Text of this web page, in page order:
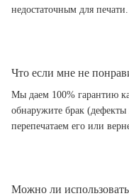
недостаточным для печати.
Что если мне не
Мы даем 100% гарантию
обнаружите брак
перепечатаем его или
Можно ли